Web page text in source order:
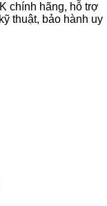
chính hãng, hỗ trợ
thuật, bảo hành uy